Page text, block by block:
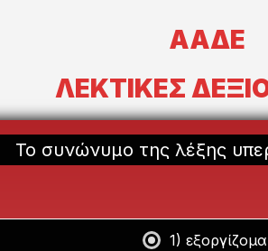
ΑΑΔΕ
ΛΕΚΤΙΚΕΣ
Το συνώνυμο της λέξης
1)